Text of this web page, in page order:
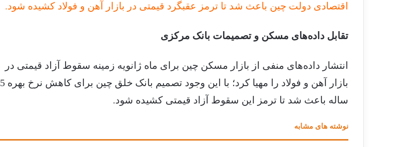
اقتصادی دولت چین باعث شد تا ترمز عقبگرد قیمتی در بازار آهن و فولاد کشیده شود.
تقابل داده‌های مسکن و تصمیمات بانک مرکزی
انتشار داده‌های منفی از بازار مسکن چین برای ماه ژانویه زمینه سقوط آزاد قیمتی در
بازار آهن و فولاد را مهیا کرد؛ با این وجود تصمیم بانک خلق چین برای کاهش نرخ بهره 5
ساله باعث شد تا ترمز این سقوط آزاد قیمتی کشیده شود.
نوشته های مشابه